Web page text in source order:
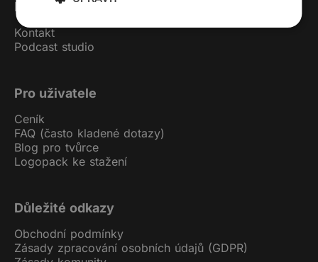
Forendors
Kontakt
Podcast studio
Pro uživatele
Ceník
FAQ (často kladené dotazy)
Blog pro tvůrce
Logopack ke stažení
Důležité odkazy
Obchodní podmínky
Zásady zpracování osobních údajů (GDPR)